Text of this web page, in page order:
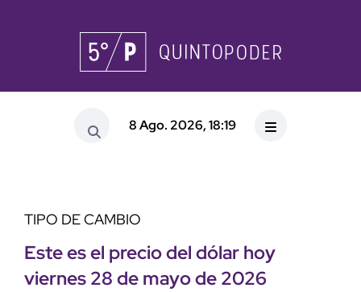
8 Ago. 2026, 18:19
TIPO DE CAMBIO
Este es el precio del dólar hoy
viernes 28 de mayo de 2026